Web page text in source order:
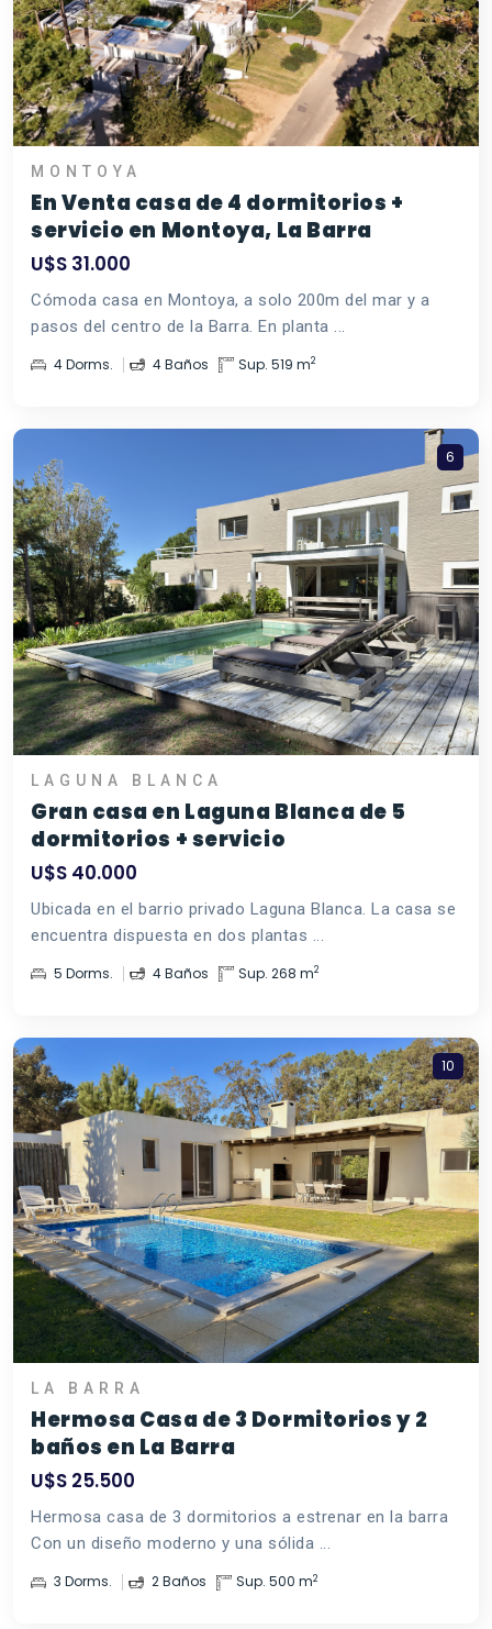
MONTOYA
En Venta casa de 4 dormitorios +
servicio en Montoya, La Barra
U$S 31.000
Cómoda casa en Montoya, a solo 200m del mar y a
pasos del centro de la Barra. En planta ...
4 Dorms. 4 Baños Sup. 519 m2
6
LAGUNA BLANCA
Gran casa en Laguna Blanca de 5
dormitorios + servicio
U$S 40.000
Ubicada en el barrio privado Laguna Blanca. La casa se
encuentra dispuesta en dos plantas ...
5 Dorms. 4 Baños Sup. 268 m2
10
LA BARRA
Hermosa Casa de 3 Dormitorios y 2
baños en La Barra
U$S 25.500
Hermosa casa de 3 dormitorios a estrenar en la barra
Con un diseño moderno y una sólida ...
3 Dorms. 2 Baños Sup. 500 m2